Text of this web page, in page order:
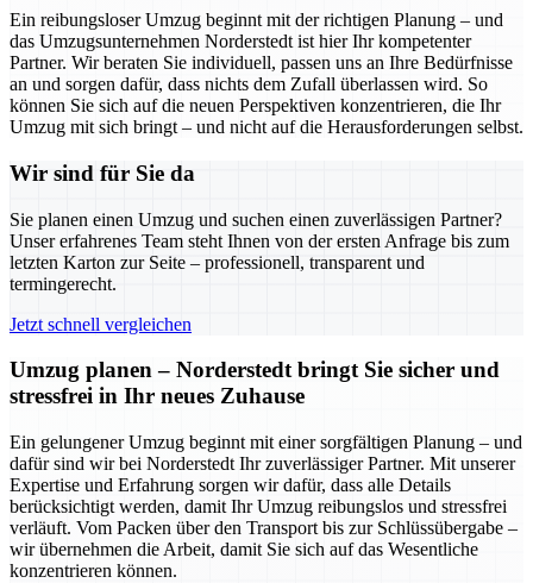
Ein reibungsloser Umzug beginnt mit der richtigen Planung – und
das Umzugsunternehmen Norderstedt ist hier Ihr kompetenter
Partner. Wir beraten Sie individuell, passen uns an Ihre Bedürfnisse
an und sorgen dafür, dass nichts dem Zufall überlassen wird. So
können Sie sich auf die neuen Perspektiven konzentrieren, die Ihr
Umzug mit sich bringt – und nicht auf die Herausforderungen selbst.
Wir sind für Sie da
Sie planen einen Umzug und suchen einen zuverlässigen Partner?
Unser erfahrenes Team steht Ihnen von der ersten Anfrage bis zum
letzten Karton zur Seite – professionell, transparent und
termingerecht.
Jetzt schnell vergleichen
Umzug planen – Norderstedt bringt Sie sicher und
stressfrei in Ihr neues Zuhause
Ein gelungener Umzug beginnt mit einer sorgfältigen Planung – und
dafür sind wir bei Norderstedt Ihr zuverlässiger Partner. Mit unserer
Expertise und Erfahrung sorgen wir dafür, dass alle Details
berücksichtigt werden, damit Ihr Umzug reibungslos und stressfrei
verläuft. Vom Packen über den Transport bis zur Schlüssübergabe –
wir übernehmen die Arbeit, damit Sie sich auf das Wesentliche
konzentrieren können.